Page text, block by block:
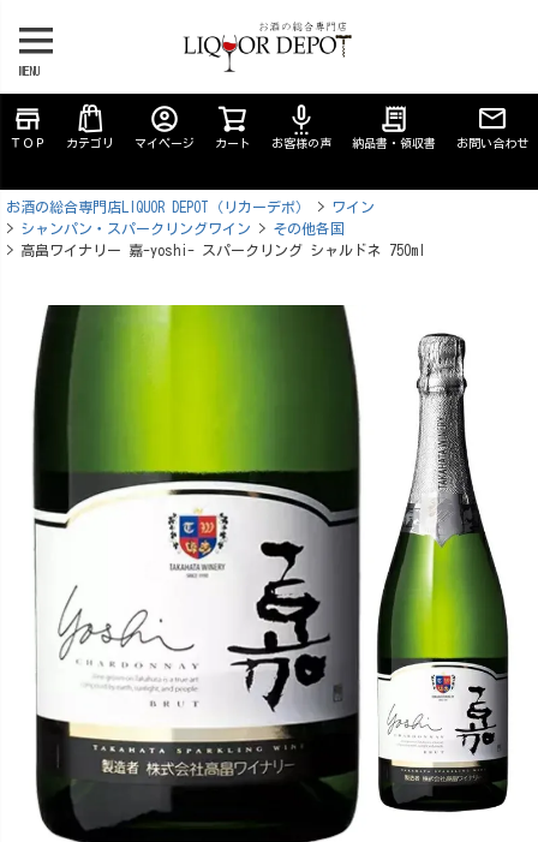
MENU
store
ＴＯＰ カテゴリ
account_circle
マイページ カート
settings_voice
お客様の声
receipt_long
納品書・領収書 お問い合わせ
お酒の総合専門店LIQUOR DEPOT（リカーデポ）
ワイン
シャンパン・スパークリングワイン
その他各国
高畠ワイナリー 嘉-yoshi- スパークリング シャルドネ 750ml